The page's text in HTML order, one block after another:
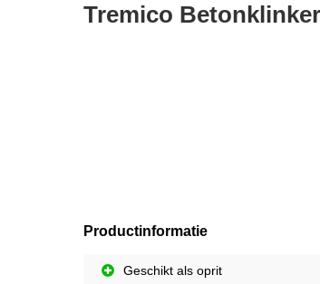
Tremico
Productinformatie
Geschikt als oprit